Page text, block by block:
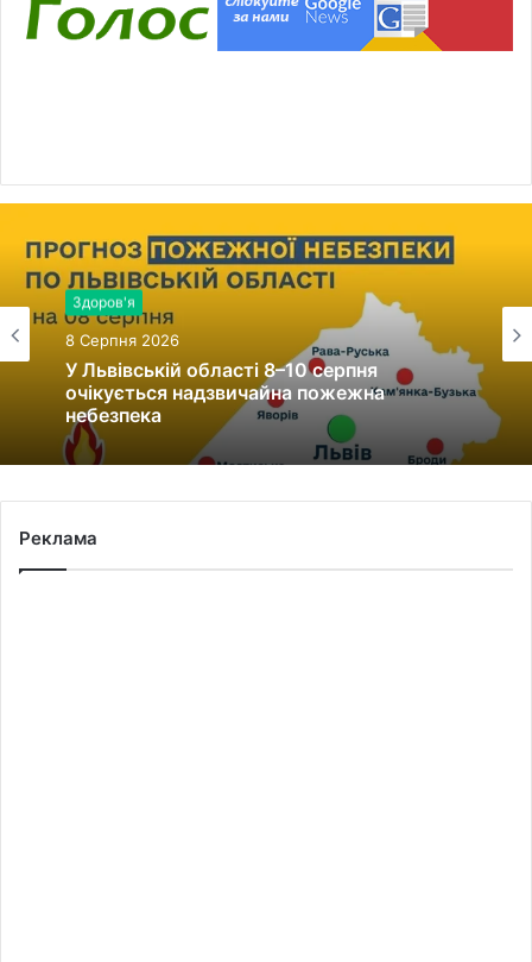
Здоров'я
8 Серпня 2026
небезпека
Війна, військо
8 Серпня 2026
Уродженець села Мервичі Петро Тоган
загинув, захищаючи Україну
Реклама